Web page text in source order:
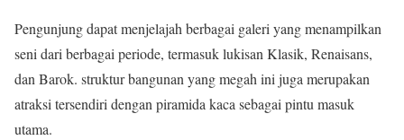
Pengunjung dapat menjelajah berbagai galeri yang menampilkan
seni dari berbagai periode, termasuk lukisan Klasik, Renaisans,
dan Barok. struktur bangunan yang megah ini juga merupakan
atraksi tersendiri dengan piramida kaca sebagai pintu masuk
utama.